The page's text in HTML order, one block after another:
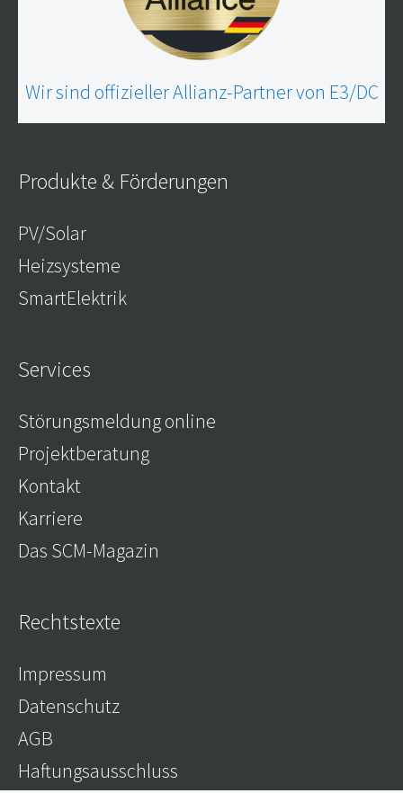
Wir sind offizieller Allianz-Partner von E3/DC
Produkte & Förderungen
PV/Solar
Heizsysteme
SmartElektrik
Services
Störungsmeldung online
Projektberatung
Kontakt
Karriere
Das SCM-Magazin
Rechtstexte
Impressum
Datenschutz
AGB
Haftungsausschluss